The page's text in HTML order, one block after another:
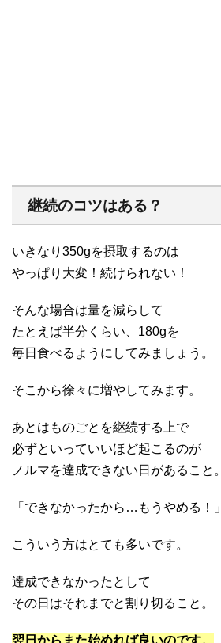
継続のコツはある？
いきなり350gを摂取するのは
やっぱり大変！続けられない！
そんな場合は量を減らして
たとえば半分くらい、180gを
毎日食べるようにしてみましょう。
そこから徐々に増やしてみます。
あとはものごとを継続する上で
必ずといっていいほど起こるのが
ノルマを達成できない日があること。
「できなかったから…もうやめる！」
こういう方はとても多いです。
達成できなかったとして
その日はそれまでと割り切ること。